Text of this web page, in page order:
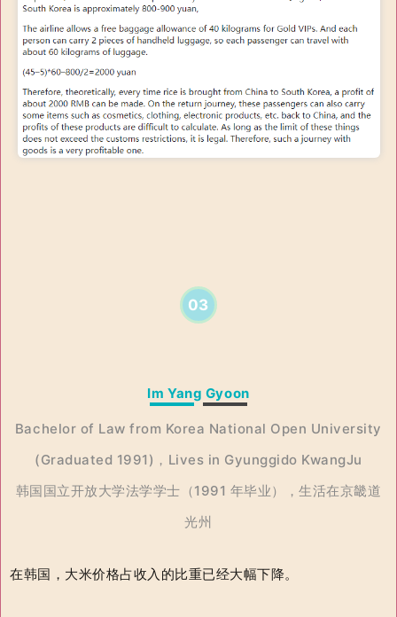
03
Im Yang Gyoon
Bachelor of Law from Korea National Open University
(Graduated 1991)，Lives in Gyunggido KwangJu
韩国国立开放大学法学学士（1991 年毕业），生活在京畿道
光州
在韩国，大米价格占收入的比重已经大幅下降。